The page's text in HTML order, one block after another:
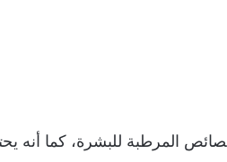
المرطبة للبشرة، كما أنه